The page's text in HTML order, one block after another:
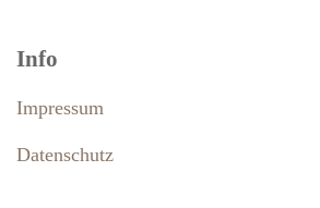
Info
Impressum
Datenschutz